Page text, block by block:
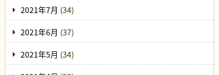
2021年7月 (34)
2021年6月 (37)
2021年5月 (34)